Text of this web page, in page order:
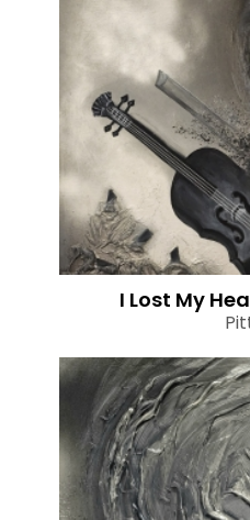
I Lost My